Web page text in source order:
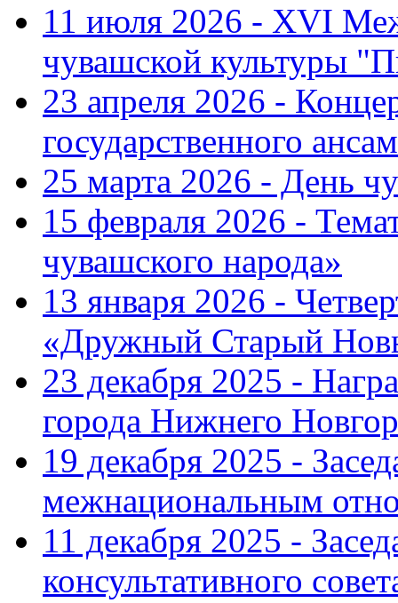
11 июля 2026 - XVI
чувашской культуры
23 апреля 2026 -
государственного
25 марта 2026 - День
15 февраля 2026 -
чувашского народа»
13 января 2026 -
«Дружный Старый
23 декабря 2025 -
города Нижнего
19 декабря 2025 -
межнациональным
11 декабря 2025 -
консультативного